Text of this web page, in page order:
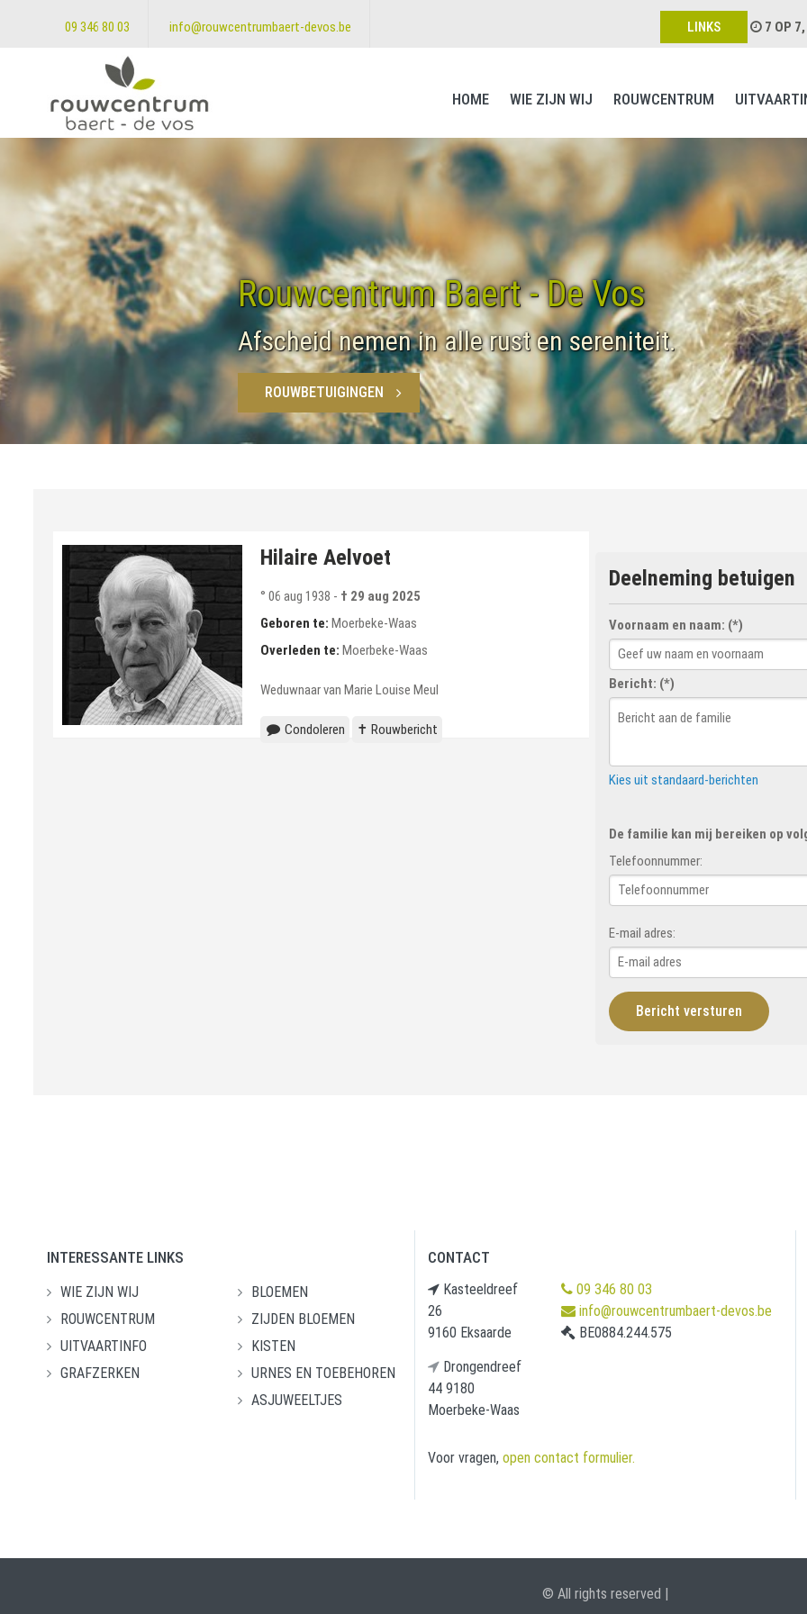
09 346 80 03 info@rouwcentrumbaert-devos.be LINKS 7 OP
HOME WIE ZIJN WIJ ROUWCENTRUM
Rouwcentrum Baert - De Vos
Afscheid nemen in alle rust en sereniteit.
ROUWBETUIGINGEN
Hilaire Aelvoet
° 06 aug 1938 - † 29 aug 2025
Geboren te: Moerbeke-Waas
Overleden te: Moerbeke-Waas
Weduwnaar van Marie Louise Meul
Condoleren ✝ Rouwbericht
Deelneming betuigen
Voornaam en naam: (*)
Bericht: (*)
Kies uit standaard-berichten
De familie kan mij bereiken op
Telefoonnummer:
E-mail adres:
INTERESSANTE LINKS
WIE ZIJN WIJ
ROUWCENTRUM
UITVAARTINFO
GRAFZERKEN
BLOEMEN
ZIJDEN BLOEMEN
KISTEN
URNES EN TOEBEHOREN
ASJUWEELTJES
CONTACT
Kasteeldreef
26
9160 Eksaarde
Drongendreef
44 9180
Moerbeke-Waas
09 346 80 03
info@rouwcentrumbaert-devos.be
BE0884.244.575
Voor vragen,open contact formulier.
© All rights reserved |